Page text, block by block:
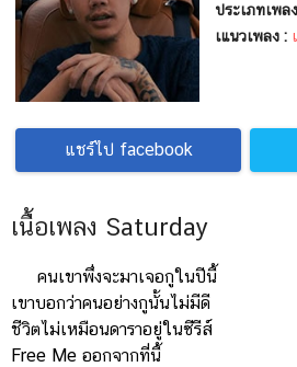
ประเภทเพล
เแนวเพลง :
แชร์ไป facebook
เนื้อเพลง Saturday
คนเขาพึ่งจะมาเจอกูในปีนี้
เขาบอกว่าคนอย่างกูนั้นไม่มีดี
ชีวิตไม่เหมือนดาราอยู่ในซีรีส์
Free Me ออกจากที่นี้